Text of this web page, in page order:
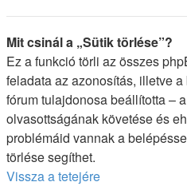
Mit csinál a „Sütik törlése”?
Ez a funkció törli az összes
feladata az azonosítás, illetve
fórum tulajdonosa beállította –
olvasottságának követése és
problémáid vannak a
törlése segíthet.
Vissza a tetejére